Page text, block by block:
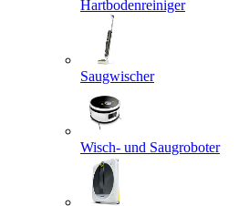
Hartbodenreiniger
Saugwischer
Wisch- und Saugroboter